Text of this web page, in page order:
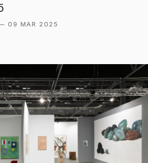
09 MAR 2025